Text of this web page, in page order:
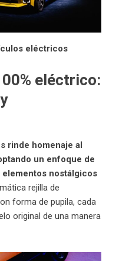
eléctricos
eléctrico:
rinde homenaje al
un enfoque de
nostálgicos
rejilla de
forma de pupila, cada
original de una manera